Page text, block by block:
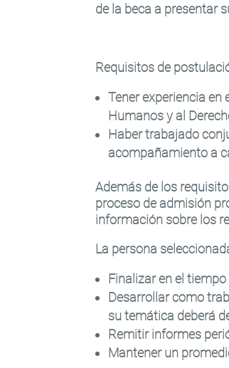
de la beca a presentar
Requisitos de
Tener experiencia
Humanos y al
Haber trabajado
acompañamiento a
Además de los
proceso de admisión
información sobre los
La persona
Finalizar en el
Desarrollar como
su temática deberá
Remitir informes
Mantener un